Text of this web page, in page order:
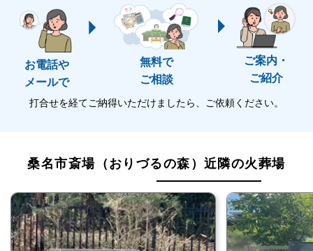
桑名市斎場（おりづるの森）は公営斎場ですので、宗
派・宗教を問わずご利用が可能です。
無宗教葬や、式典を行わない直葬・火葬式にも対応し
ています。
桑名市斎場（おりづるの森）は式場を併設しており、
通夜や告別式にご利用可能です。
2室ある大式場では50名程度の一般葬が、小式場では
10名程度の家族葬が執り行えます。
葬儀の後に他の火葬場まで移動する必要がなく大変便
お電話や
メールで
無料で
ご相談
ご案内・
ご紹介
打合せを経てご納得いただけましたら、ご依頼ください。
桑名市斎場（おりづるの森）近隣の火葬場